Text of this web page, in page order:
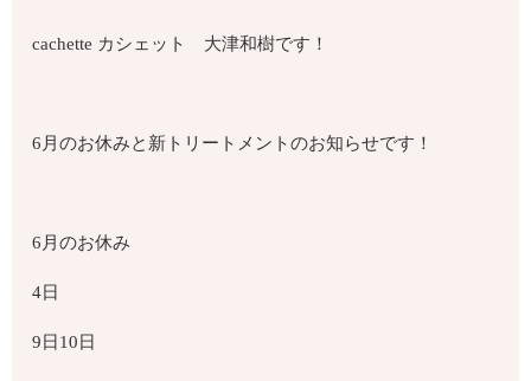
cachette カシェット 大津和樹です！
6 月のお休みと新トリートメントのお知らせです！
6 月のお休み
4日
9 日 10 日